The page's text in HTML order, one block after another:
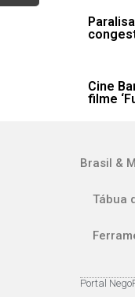
Cine
filme
Brasil &
Tábua
Portal